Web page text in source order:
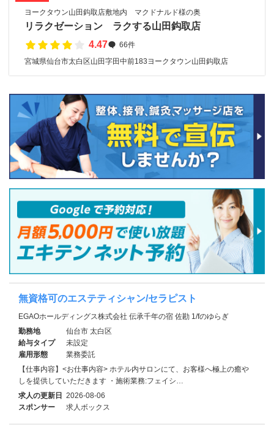
ヨークタウン山田鈎取店敷地内 マクドナルド様の奥
リラクゼーション ラクする山田鈎取店
4.47
66件
宮城県仙台市太白区山田字田中前183ヨークタウン山田鈎取店
無資格可のエステティシャン/セラピスト
EGAOホールディングス株式会社 伝承千年の宿 佐勘 1/fのゆらぎ
勤務地
仙台市 太白区
給与タイプ
未設定
雇用形態
業務委託
【仕事内容】<お仕事内容> ホテル内サロンにて、お客様へ極上の癒や
しを提供していただきます ・施術業務:フェイシ…
求人の更新日 2026-08-06
スポンサー
求人ボックス